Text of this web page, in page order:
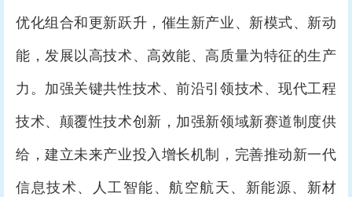
优化组合和更新跃升，催生新产业、新模式、新动
能，发展以高技术、高效能、高质量为特征的生产
力。加强关键共性技术、前沿引领技术、现代工程
技术、颠覆性技术创新，加强新领域新赛道制度供
给，建立未来产业投入增长机制，完善推动新一代
信息技术、人工智能、航空航天、新能源、新材